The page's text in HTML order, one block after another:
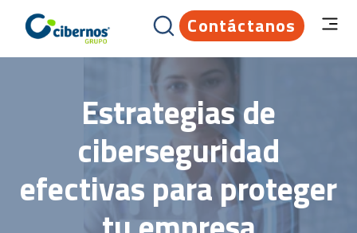
Contáctanos
Estrategias de
ciberseguridad
efectivas para proteger